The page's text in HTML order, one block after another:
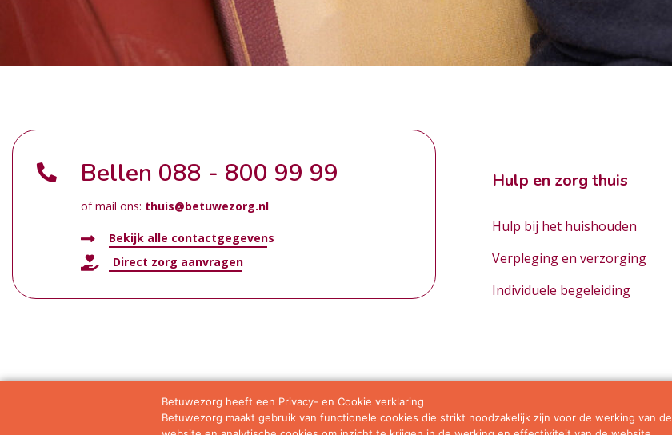
Bellen 088 - 800 99 99
of mail ons: thuis@betuwezorg.nl
Bekijk alle contactgegevens
Direct zorg aanvragen
Hulp en zorg thuis
Hulp bij het huishouden
Verpleging en verzorging
Individuele begeleiding
Privacy statement Algemene voorwaarden
Betuwezorg heeft een Privacy- en Cookie verklaring
Betuwezorg maakt gebruik van functionele cookies die strikt noodzakelijk zijn voor de werking van de